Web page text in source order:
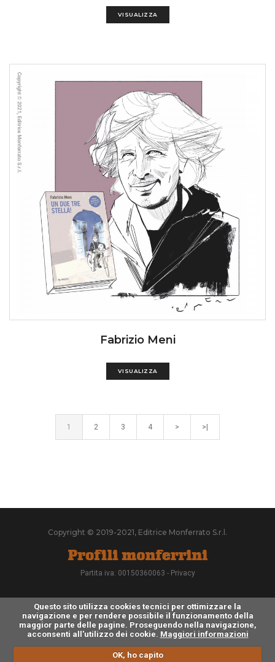
VISUALIZZA
Fabrizio Meni
VISUALIZZA
1 2 3 4 > >|
Copyright © 2019-2021, Editrice Monferrato S.r.l.
Partita iva: 00150360063 - Privacy
Questo sito utilizza cookies tecnici per ottimizzare la
navigazione e per rendere possibile il funzionamento della
maggior parte delle pagine. Proseguendo nella navigazione,
acconsenti all'utilizzo dei cookie. Maggiori informazioni
OK, ho capito